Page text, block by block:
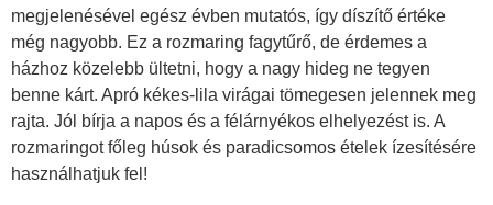
megjelenésével egész évben mutatós, így díszítő értéke
még nagyobb. Ez a rozmaring fagytűrő, de érdemes a
házhoz közelebb ültetni, hogy a nagy hideg ne tegyen
benne kárt. Apró kékes-lila virágai tömegesen jelennek meg
rajta. Jól bírja a napos és a félárnyékos elhelyezést is. A
rozmaringot főleg húsok és paradicsomos ételek ízesítésére
használhatjuk fel!